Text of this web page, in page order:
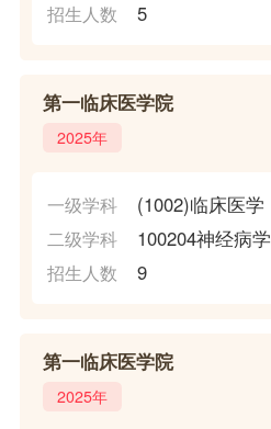
招生人数 5
第一临床医学院
2025年
一级学科 (1002)临床医学
二级学科 100204神经病学
招生人数 9
第一临床医学院
2025年